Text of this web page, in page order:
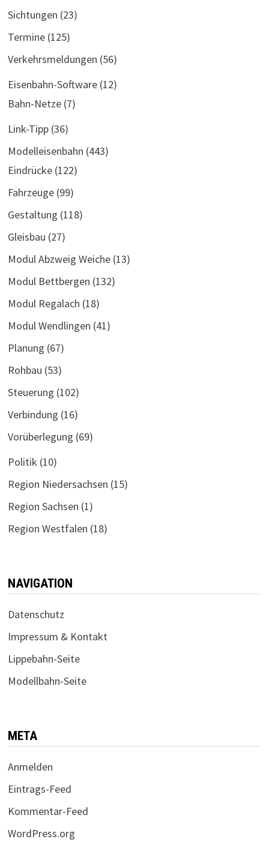
Sichtungen (23)
Termine(125)
Verkehrsmeldungen (56)
Eisenbahn-Software(12)
Bahn-Netze(7)
Link-Tipp(36)
Modelleisenbahn (443)
Eindrücke(122)
Fahrzeuge(99)
Gestaltung (118)
Gleisbau (27)
Modul Abzweig Weiche(13)
Modul Bettbergen (132)
Modul Regalach (18)
Modul Wendlingen (41)
Planung (67)
Rohbau (53)
Steuerung (102)
Verbindung (16)
Vorüberlegung (69)
Politik (10)
Region Niedersachsen (15)
Region Sachsen (1)
Region Westfalen (18)
NAVIGATION
Datenschutz
Impressum & Kontakt
Lippebahn-Seite
Modellbahn-Seite
META
Anmelden
Eintrags-Feed
Kommentar-Feed
WordPress.org